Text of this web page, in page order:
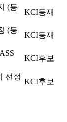
(등
KCI등재
(등
KCI등재
KCI후보
선정
KCI후보